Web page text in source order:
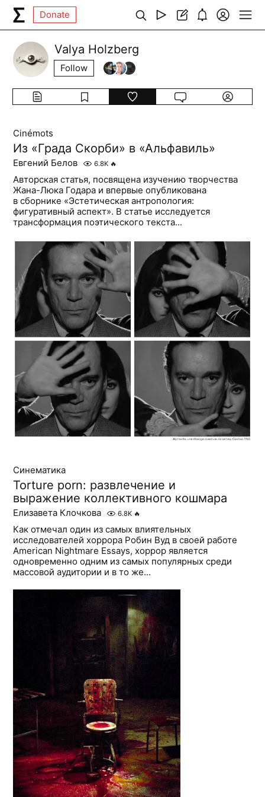
Donate
Valya Holzberg
Follow
Cinémots
Из «Града Скорби» в «Альфавиль»
Евгений Белов 6.8K 🔥
Авторская статья, посвящена изучению творчества
Жана-Люка Годара и впервые опубликована
в сборнике «Эстетическая антропология:
фигуративный аспект». В статье исследуется
трансформация поэтического текста...
Синематика
Torture porn: развлечение и
выражение коллективного кошмара
Елизавета Клочкова 6.8K 🔥
Как отмечал один из самых влиятельных
исследователей хоррора Робин Вуд в своей работе
American Nightmare Essays, хоррор является
одновременно одним из самых популярных среди
массовой аудитории и в то же...